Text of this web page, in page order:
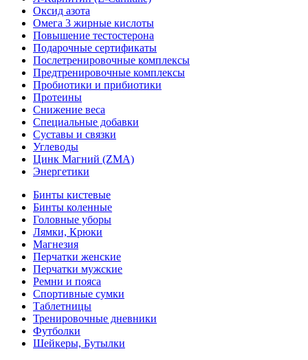
Оксид азота
Омега 3 жирные кислоты
Повышение тестостерона
Подарочные сертификаты
Послетренировочные комплексы
Предтренировочные комплексы
Пробиотики и прибиотики
Протеины
Снижение веса
Специальные добавки
Суставы и связки
Углеводы
Цинк Магний (ZMA)
Энергетики
Бинты кистевые
Бинты коленные
Головные уборы
Лямки, Крюки
Магнезия
Перчатки женские
Перчатки мужские
Ремни и пояса
Спортивные сумки
Таблетницы
Тренировочные дневники
Футболки
Шейкеры, Бутылки